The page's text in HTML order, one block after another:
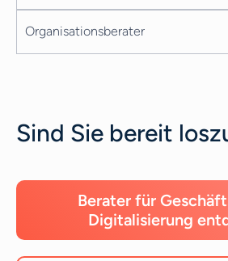
Organisationsberater
Sind Sie bereit
Berater für
Digitalisierung